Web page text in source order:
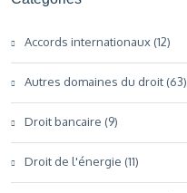
Accords internationaux (12)
Autres domaines du droit (63)
Droit bancaire (9)
Droit de l'énergie (11)